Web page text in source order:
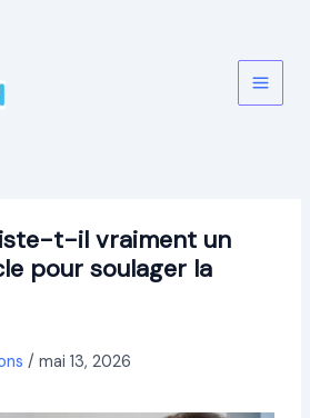
t-il vraiment un
pour soulager la
/ mai 13, 2026